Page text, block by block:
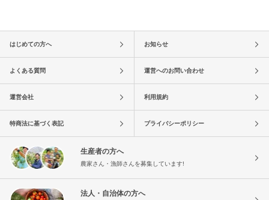
はじめての方へ お知らせ
よくある質問 運営へのお問い合わせ
運営会社 利用規約
特商法に基づく表記 プライバシーポリシー
生産者の方へ
農家さん・漁師さんを募集しています!
法人・自治体の方へ